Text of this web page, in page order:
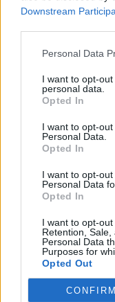
Downstream
Personal Data
I want to opt-
personal data.
Opted In
I want to opt-
Personal Data.
Opted In
I want to opt-
Personal Data
Opted In
I want to opt-out
Retention,
Personal Data
Purposes for
Opted Out
CONFIRM
Франция ще
обаждания
абонатите
07.08.2026 / 14:30